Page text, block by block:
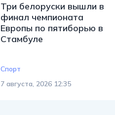
Три белоруски вышли в
финал чемпионата
Европы по пятиборью в
Стамбуле
Спорт
7 августа, 2026 12:35